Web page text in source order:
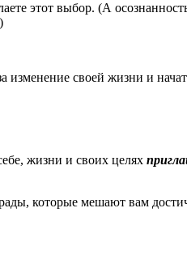
этот выбор. (А
изменение своей жизни и
жизни и своих целях
которые мешают вам